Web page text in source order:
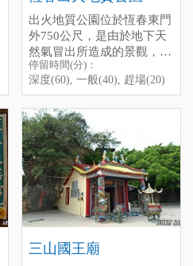
鑾潭是這麼熱鬧，可以這麼
親近的看著這麼多的水鴨、
水鳥，在湖裡生氣勃勃的忙
東忙西的，還是很感動的。
附帶一提，中心有一排藤
椅，在炎炎的墾丁下午，面
椅上，頭靠在椅背上剛好，
吹著冷氣，睡個午覺，真的
是很美好的不騙你。
墾管處介紹：龍鑾潭自然中
心
電話：08-8891456
停留時間(分)：深度(180),
一般(90), 趕場(30)
[標籤：風雨無阻 生態 免費
出火地質公園位於恆春東門
外750公尺，是由於地下天
然氣冒出所造成的景觀，現
在由屏東縣政府管理，全面
翻修像公園般的寬敞了，
2026年2月1日正式開幕，遊
客休憩站、電梯設備、露天
舞台、地景步道、出火景觀
水池，免費提供大型停車
格、小型停車格、無障礙停
車格、公車站亭。 另外，
這裡也適合晚上來，火堆會
看得更清楚喔。
停留時間(分)：深度(60), 一
般(30), 趕場(10)
[標籤：日間活動 夜遊 防曬
Chu-Huo (Chuhuo)
The Chuhuo Geopark，
located 750 meters outside
the east gate of Hengchun，
is a landscape created by
underground natural gas
eruptions。 Now managed
by the Pingtung County
Government，it has been
completely renovated and is
now a spacious park。 It
officially opens on February
1, 2026, featuring visitor rest
停留時間(分)：
深度(60), 一般(40), 趕場(20)
三山國王廟